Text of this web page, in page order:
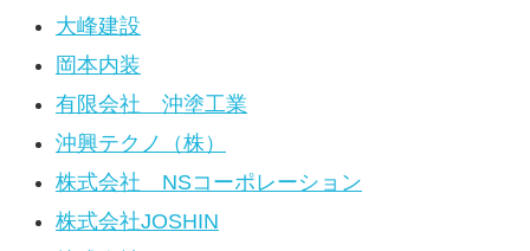
大峰建設
岡本内装
有限会社 沖塗工業
沖興テクノ（株）
株式会社 NSコーポレーション
株式会社JOSHIN